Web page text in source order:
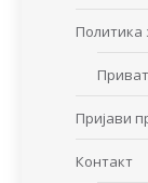
Политика
Пријави
Контакт